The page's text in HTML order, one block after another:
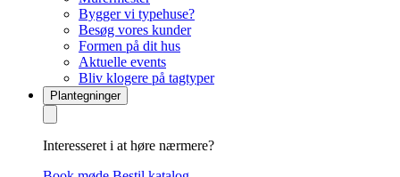
Bygger vi typehuse?
Besøg vores kunder
Formen på dit hus
Aktuelle events
Bliv klogere på tagtyper
Plantegninger
Interesseret i at høre nærmere?